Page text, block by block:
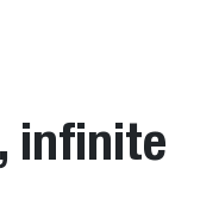
infinite